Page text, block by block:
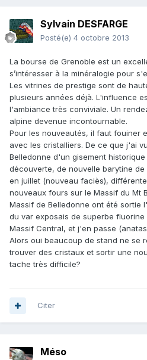
Sylvain DESFARGE
Posté(e) 4 octobre 2013
La bourse de Grenoble est un
s’intéresser à la minéralogie pour
Les vitrines de prestige sont de
plusieurs années déjà. L'influence
l'ambiance très conviviale. Un
alpine devenue incontournable.
Pour les nouveautés, il faut fouiner
avec les cristalliers. De ce que j'ai
Belledonne d'un gisement
découverte, de nouvelle barytine
en juillet (nouveau faciès),
nouveaux fours sur le Massif du Mt
Massif de Belledonne ont été sortie
du var exposais de superbe
Massif Central, et j'en passe
Alors oui beaucoup de stand ne se
trouver des cristaux et sortir une
tache très difficile?
Citer
Méso